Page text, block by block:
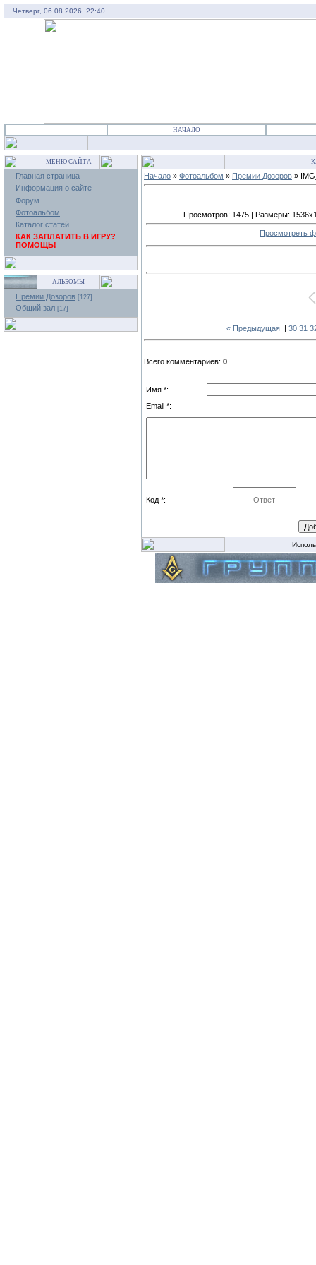
Четверг, 06.08.2026, 22:40
НАЧАЛО
МЕНЮ САЙТА
Главная страница
Информация о сайте
Форум
Фотоальбом
Каталог статей
КАК ЗАПЛАТИТЬ В ИГРУ?
ПОМОЩЬ!
АЛЬБОМЫ
Премии Дозоров [127]
Общий зал [17]
Начало » Фотоальбом » Премии Дозоров »
Просмотров: 1475 | Размеры:
Просмотреть
« Предыдущая | 30 31
Всего комментариев: 0
Имя *:
Email *:
Код *: